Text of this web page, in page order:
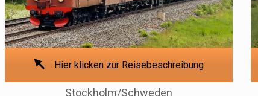
Hier klicken zur Reisebeschreibung
Stockholm/Schweden